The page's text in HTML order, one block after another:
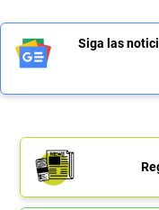
Siga las